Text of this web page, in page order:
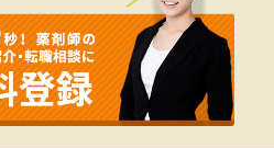
≫
めており、急な人員不足の際に業務負
視しています。